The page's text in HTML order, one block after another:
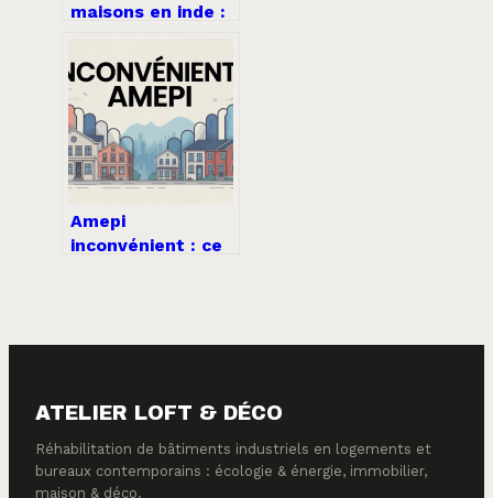
maisons en inde :
options d’achat
Amepi
inconvénient : ce
ATELIER LOFT & DÉCO
Réhabilitation de bâtiments industriels en logements et
bureaux contemporains : écologie & énergie, immobilier,
maison & déco.